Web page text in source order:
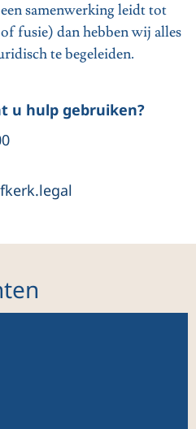
samenwerking leidt tot
fusie) dan hebben wij alles
te begeleiden.
u hulp gebruiken?